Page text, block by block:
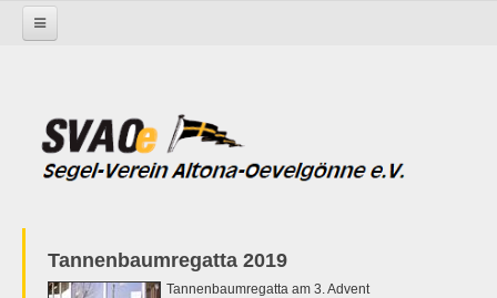
Tannenbaumregatta 2019
Tannenbaumregatta am 3. Advent